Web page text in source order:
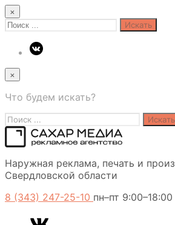
×
Search
×
Что будем искать?
Search
for:
Медиа
Наружная реклама, печать и
Свердловской области
8 (343) 247-25-10 пн–пт 9:00–18:00
VK